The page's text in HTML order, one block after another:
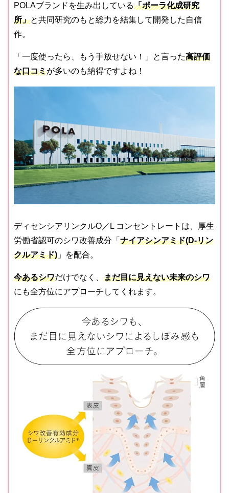
POLAブランドを生み出している「ポーラ化成研究
所」と共同研究のもと総力を結集して開発した自信
作。
「一度使ったら、もう手放せない！」と言った高評価
な口コミが多いのも納得ですよね！
ディセンシアリンクルO／L コンセントレートは、厚生
労働省認可のシワ改善成分「 ナイアシンアミド(D-リン
クルアミド) 」を配合。
今あるシワだけでなく、 まだ目に見えない未来のシワ
にも全方位にアプローチしてくれます。